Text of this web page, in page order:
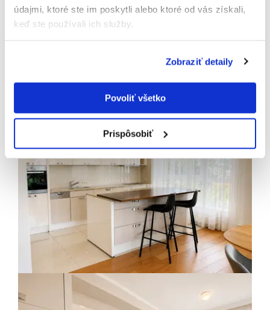
údajmi, ktoré ste im poskytli alebo ktoré od vás získali,
keď ste používali ich služby.
Zobraziť detaily
Povoliť všetko
Prispôsobiť